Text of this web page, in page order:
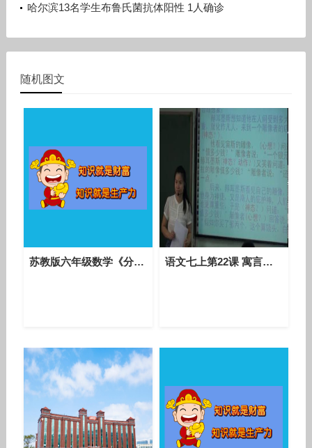
哈尔滨13名学生布鲁氏菌抗体阳性 1人确诊
随机图文
苏教版六年级数学《分数与分数相乘》优秀课堂实录-教学骨干蒋老师 语文七上第22课 寓言四则《赫尔墨斯和雕像者》课堂教学视频实录-张媛媛